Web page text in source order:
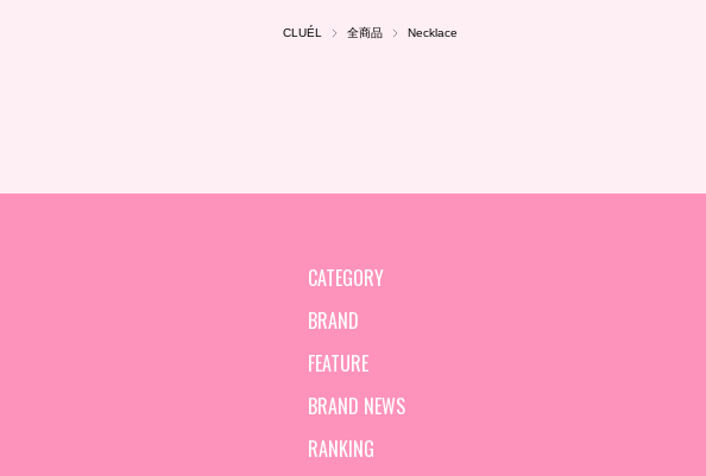
CLUÉL 全商品 Necklace
CATEGORY
BRAND
FEATURE
BRAND NEWS
RANKING